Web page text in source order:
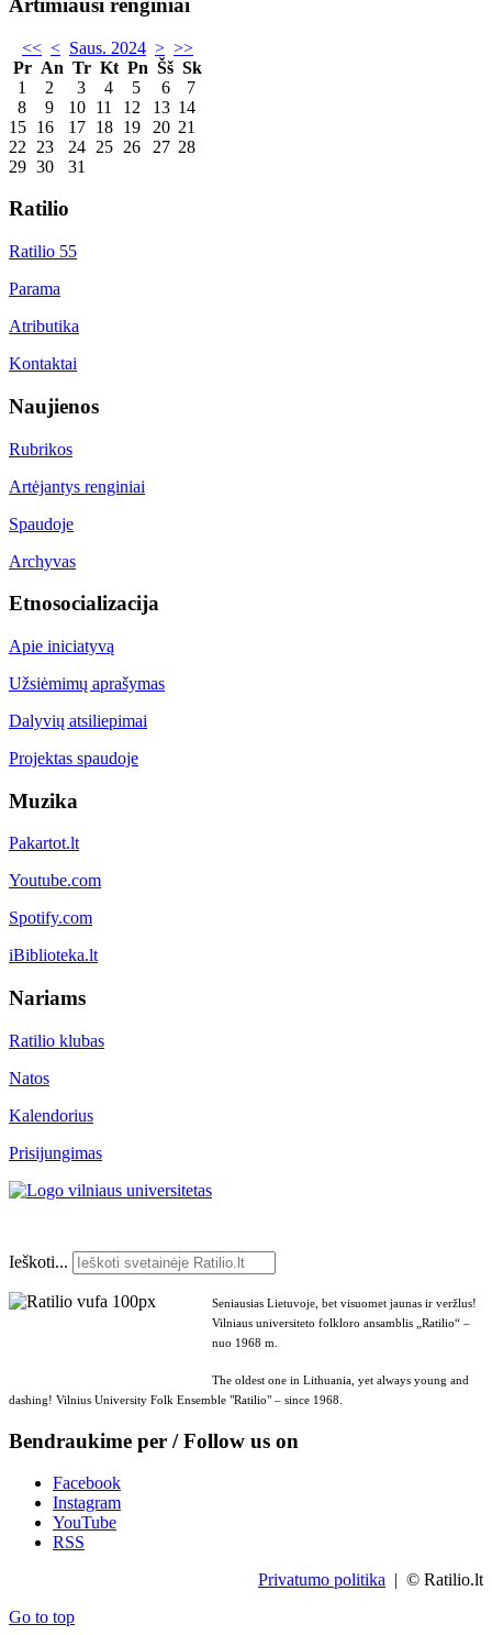
Artimiausi renginiai
<< < Saus. 2024 > >>
Pr An Tr Kt Pn Šš Sk
1
2 3 4 5 6
7
8
9 10 11 12 13 14
15 16 17 18 19 20 21
22
23 24 25 26 27 28
29 30 31
Ratilio
Ratilio 55
Parama
Atributika
Kontaktai
Naujienos
Rubrikos
Artėjantys renginiai
Spaudoje
Archyvas
Etnosocializacija
Apie iniciatyvą
Užsiėmimų aprašymas
Dalyvių atsiliepimai
Projektas spaudoje
Muzika
Pakartot.lt
Youtube.com
Spotify.com
iBiblioteka.lt
Nariams
Ratilio klubas
Natos
Kalendorius
Prisijungimas
Ieškoti...
Seniausias Lietuvoje, bet visuomet jaunas ir veržlus!
Vilniaus universiteto folkloro ansamblis „Ratilio“ –
nuo 1968 m.
The oldest one in Lithuania, yet always young and
dashing! Vilnius University Folk Ensemble "Ratilio" – since 1968.
Bendraukime per / Follow us on
Facebook
Instagram
YouTube
RSS
Privatumo politika | © Ratilio.lt
Go to top